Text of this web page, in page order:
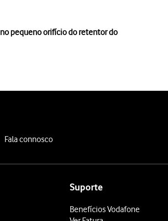
no pequeno orifício do retentor do
Fala connosco
Suporte
Benefícios Vodafone